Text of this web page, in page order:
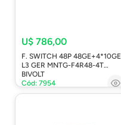
U$ 786,00
F. SWITCH 48P 48GE+4*10GE
L3 GER MNTG-F4R48-4T
BIVOLT
Cód: 7954